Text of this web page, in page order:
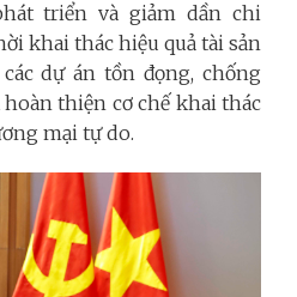
triển và giảm dần chi
khai thác hiệu quả tài sản
dự án tồn đọng, chống
thiện cơ chế khai thác
mại tự do.